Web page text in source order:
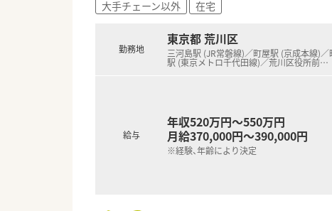
大手チェーン以外
在宅
勤務地
東京都 荒川区
三河島駅 (JR常磐線)／町屋駅 (京成本線)／
駅 (東京メトロ千代田線)／荒川区役所前…
給与
年収520万円～550万円
月給370,000円～390,000円
※経験、年齢により決定